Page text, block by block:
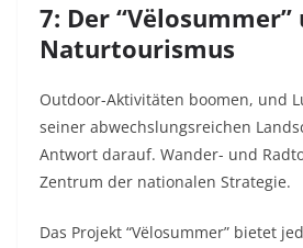
7: Der
Naturtourismus
Outdoor-Aktivitäten boomen, und
seiner abwechslungsreichen
Antwort darauf. Wander- und
Zentrum der nationalen Strategie.
Das Projekt “Vëlosummer” bietet